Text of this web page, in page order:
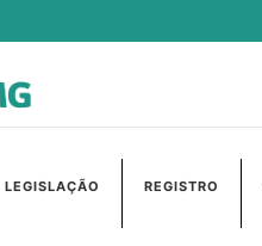
LEGISLAÇÃO REGISTRO